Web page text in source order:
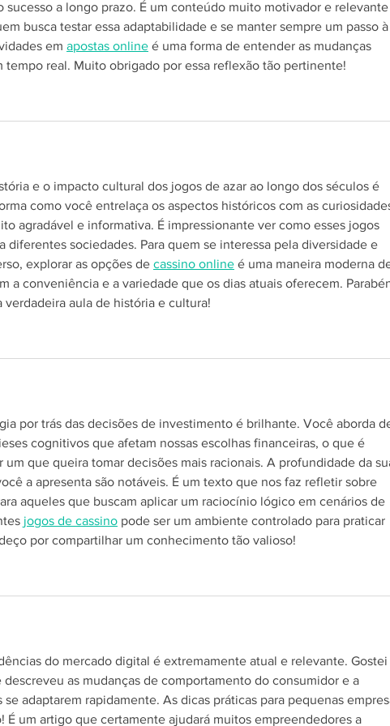
sucesso a longo prazo. É um conteúdo muito motivador e relevante
busca testar essa adaptabilidade e se manter sempre um passo à
em apostas online é uma forma de entender as mudanças
tempo real. Muito obrigado por essa reflexão tão pertinente!
e o impacto cultural dos jogos de azar ao longo dos séculos é
como você entrelaça os aspectos históricos com as
agradável e informativa. É impressionante ver como esses jogos
diferentes sociedades. Para quem se interessa pela diversidade e
explorar as opções de cassino online é uma maneira moderna
a conveniência e a variedade que os dias atuais oferecem.
aula de história e cultura!
por trás das decisões de investimento é brilhante. Você aborda
cognitivos que afetam nossas escolhas financeiras, o que é
que queira tomar decisões mais racionais. A profundidade da
a apresenta são notáveis. É um texto que nos faz refletir sobre
aqueles que buscam aplicar um raciocínio lógico em cenários de
jogos de cassino pode ser um ambiente controlado para praticar
por compartilhar um conhecimento tão valioso!
do mercado digital é extremamente atual e relevante. Gostei
as mudanças de comportamento do consumidor e a
se adaptarem rapidamente. As dicas práticas para pequenas
É um artigo que certamente ajudará muitos empreendedores a